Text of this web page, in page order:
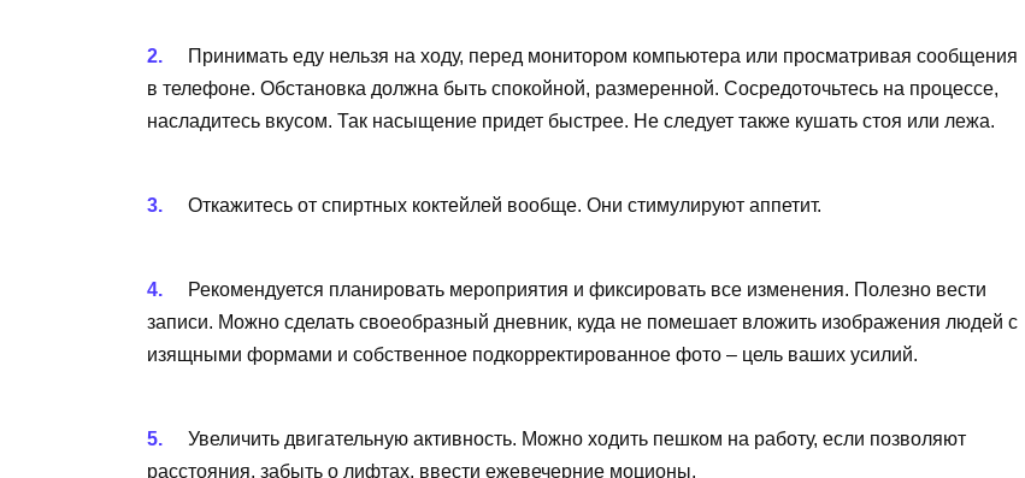
Принимать еду нельзя на ходу, перед монитором компьютера или просматривая сообщения
в телефоне. Обстановка должна быть спокойной, размеренной. Сосредоточьтесь на процессе,
насладитесь вкусом. Так насыщение придет быстрее. Не следует также кушать стоя или лежа.
Откажитесь от спиртных коктейлей вообще. Они стимулируют аппетит.
Рекомендуется планировать мероприятия и фиксировать все изменения. Полезно вести
записи. Можно сделать своеобразный дневник, куда не помешает вложить изображения людей с
изящными формами и собственное подкорректированное фото – цель ваших усилий.
Увеличить двигательную активность. Можно ходить пешком на работу, если позволяют
расстояния, забыть о лифтах, ввести ежевечерние моционы.